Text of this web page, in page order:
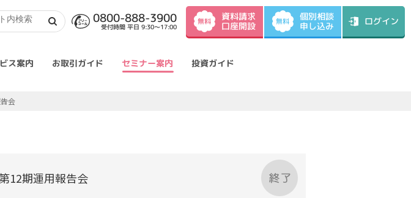
0800-888-3900
受付時間 平日 9:30～17:00
無料 資料請求
口座開設 無料 個別相談
申し込み ログイン
ス案内 お取引ガイド セミナー案内 投資ガイド
会
12期運用報告会